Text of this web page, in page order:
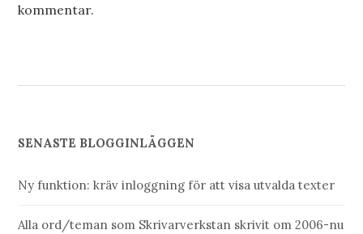
kommentar.
SENASTE BLOGGINLÄGGEN
Ny funktion: kräv inloggning för att visa utvalda texter
Alla ord/teman som Skrivarverkstan skrivit om 2006-nu